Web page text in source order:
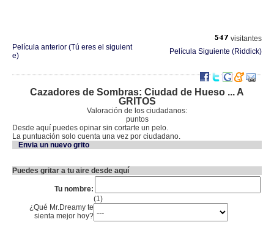
visitantes
Película anterior (Tú eres el siguient
e)
Película Siguiente (Riddick)
Cazadores de Sombras: Ciudad de Hueso ... A
GRITOS
Valoración de los ciudadanos:
puntos
Desde aquí puedes opinar sin cortarte un pelo.
La puntuación solo cuenta una vez por ciudadano.
Envia un nuevo grito
Puedes gritar a tu aire desde aquí
Tu nombre:
(1)
¿Qué Mr.Dreamy te
sienta mejor hoy?